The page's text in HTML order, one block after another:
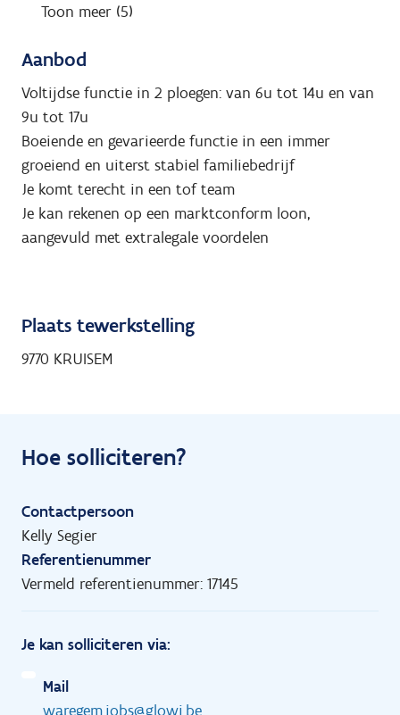
Toon meer (5)
Aanbod
Voltijdse functie in 2 ploegen: van 6u tot 14u en van
9u tot 17u
Boeiende en gevarieerde functie in een immer
groeiend en uiterst stabiel familiebedrijf
Je komt terecht in een tof team
Je kan rekenen op een marktconform loon,
aangevuld met extralegale voordelen
Plaats tewerkstelling
9770 KRUISEM
Hoe solliciteren?
Contactpersoon
Kelly Segier
Referentienummer
Vermeld referentienummer: 17145
Je kan solliciteren via:
Mail
waregem.jobs@glowi.be